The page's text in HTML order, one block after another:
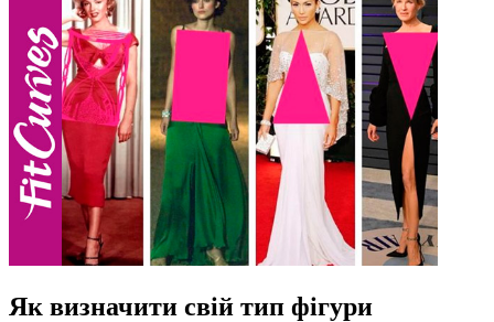
Як визначити свій тип фігури